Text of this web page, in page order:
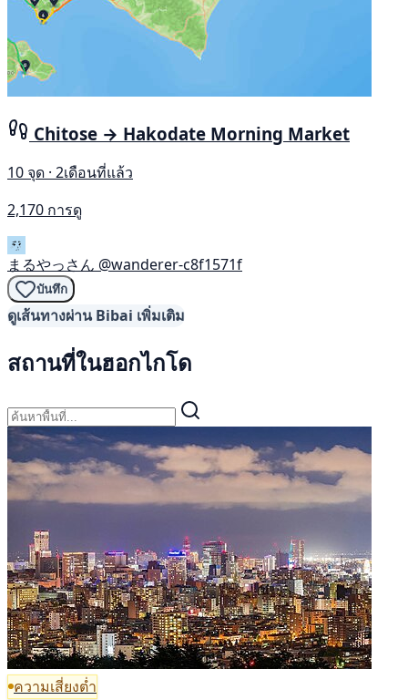
Chitose → Hakodate Morning Market
10 จุด · 2เดือนที่แล้ว
2,170 การดู
まるやっさん @wanderer-c8f1571f
บันทึก
ดูเส้นทางผ่าน Bibai เพิ่มเติม
สถานที่ในฮอกไกโด
ความเสี่ยงต่ำ